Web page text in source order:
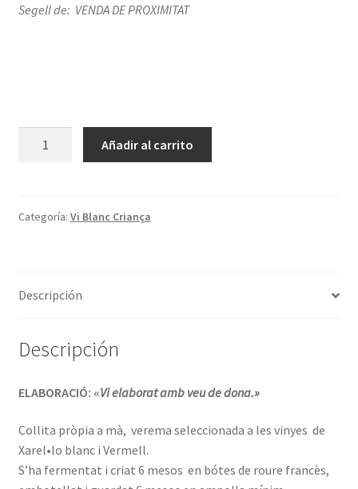
Segell de: VENDA DE PROXIMITAT
Añadir al carrito
Categoría: Vi Blanc Criança
Descripción
Descripción
ELABORACIÓ: «Vi elaborat amb veu de dona.»
Collita pròpia a mà, verema seleccionada a les vinyes de
Xarel•lo blanc i Vermell.
S’ha fermentat i criat 6 mesos en bótes de roure francès,